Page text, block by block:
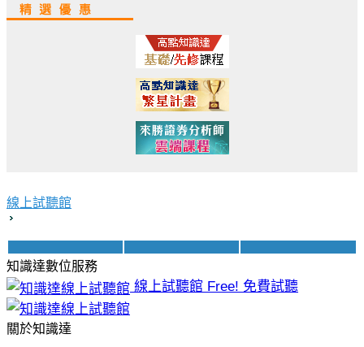
線上試聽館
知識達數位服務
線上試聽館 Free! 免費試聽
關於知識達